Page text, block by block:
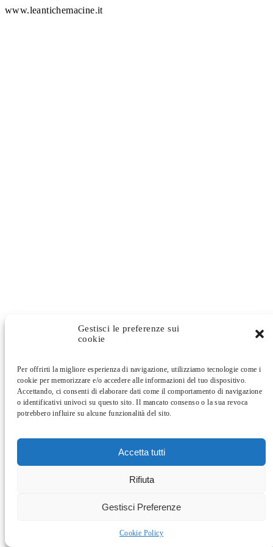
Gestisci le preferenze sui
cookie
Per offrirti la migliore esperienza di navigazione, utilizziamo tecnologie come i
cookie per memorizzare e/o accedere alle informazioni del tuo dispositivo.
Accettando, ci consenti di elaborare dati come il comportamento di navigazione
o identificativi univoci su questo sito. Il mancato consenso o la sua revoca
potrebbero influire su alcune funzionalità del sito.
Accetta tutti
Rifiuta
Gestisci Preferenze
Cookie Policy
www.leantichemacine.it